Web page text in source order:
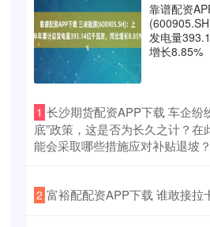
靠谱配资
发电量
增长8.85%
1 长沙期货配资APP下载 车企纷
底”政策，这是否为长久之计？在
能会采取哪些措施应对补贴退坡？
2 富裕配配资APP下载 谁敢接拉